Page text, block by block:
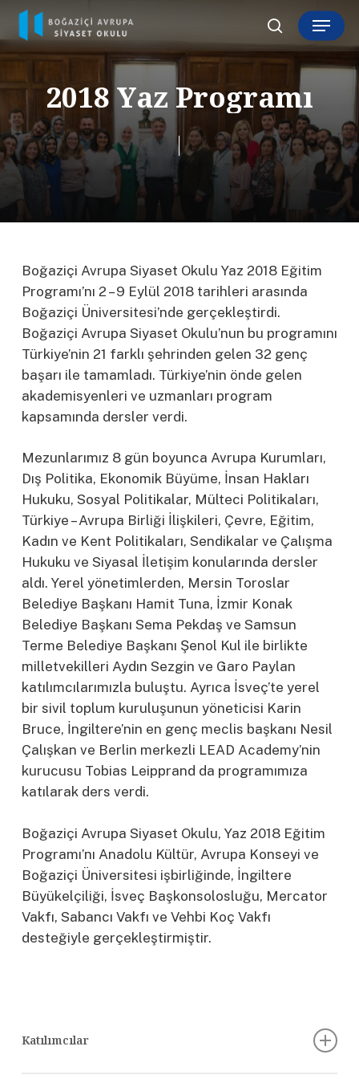
Skip
main
search
Menu
2018 Yaz Programı
Boğaziçi Avrupa Siyaset Okulu Yaz 2018 Eğitim
Programı’nı 2 – 9 Eylül 2018 tarihleri arasında
Boğaziçi Üniversitesi’nde gerçekleştirdi.
Boğaziçi Avrupa Siyaset Okulu’nun bu programını
Türkiye’nin 21 farklı şehrinden gelen 32 genç
başarı ile tamamladı. Türkiye’nin önde gelen
akademisyenleri ve uzmanları program
kapsamında dersler verdi.
Mezunlarımız 8 gün boyunca Avrupa Kurumları,
Dış Politika, Ekonomik Büyüme, İnsan Hakları
Hukuku, Sosyal Politikalar, Mülteci Politikaları,
Türkiye – Avrupa Birliği İlişkileri, Çevre, Eğitim,
Kadın ve Kent Politikaları, Sendikalar ve Çalışma
Hukuku ve Siyasal İletişim konularında dersler
aldı. Yerel yönetimlerden, Mersin Toroslar
Belediye Başkanı Hamit Tuna, İzmir Konak
Belediye Başkanı Sema Pekdaş ve Samsun
Terme Belediye Başkanı Şenol Kul ile birlikte
milletvekilleri Aydın Sezgin ve Garo Paylan
katılımcılarımızla buluştu. Ayrıca İsveç’te yerel
bir sivil toplum kuruluşunun yöneticisi Karin
Bruce, İngiltere’nin en genç meclis başkanı Nesil
Çalışkan ve Berlin merkezli LEAD Academy’nin
kurucusu Tobias Leipprand da programımıza
katılarak ders verdi.
Boğaziçi Avrupa Siyaset Okulu, Yaz 2018 Eğitim
Programı’nı Anadolu Kültür, Avrupa Konseyi ve
Boğaziçi Üniversitesi işbirliğinde, İngiltere
Büyükelçiliği, İsveç Başkonsolosluğu, Mercator
Vakfı, Sabancı Vakfı ve Vehbi Koç Vakfı
desteğiyle gerçekleştirmiştir.
Katılımcılar